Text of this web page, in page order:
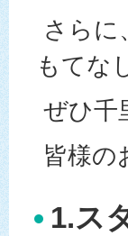
さらに
もてな
ぜひ千
皆様の
1.ス